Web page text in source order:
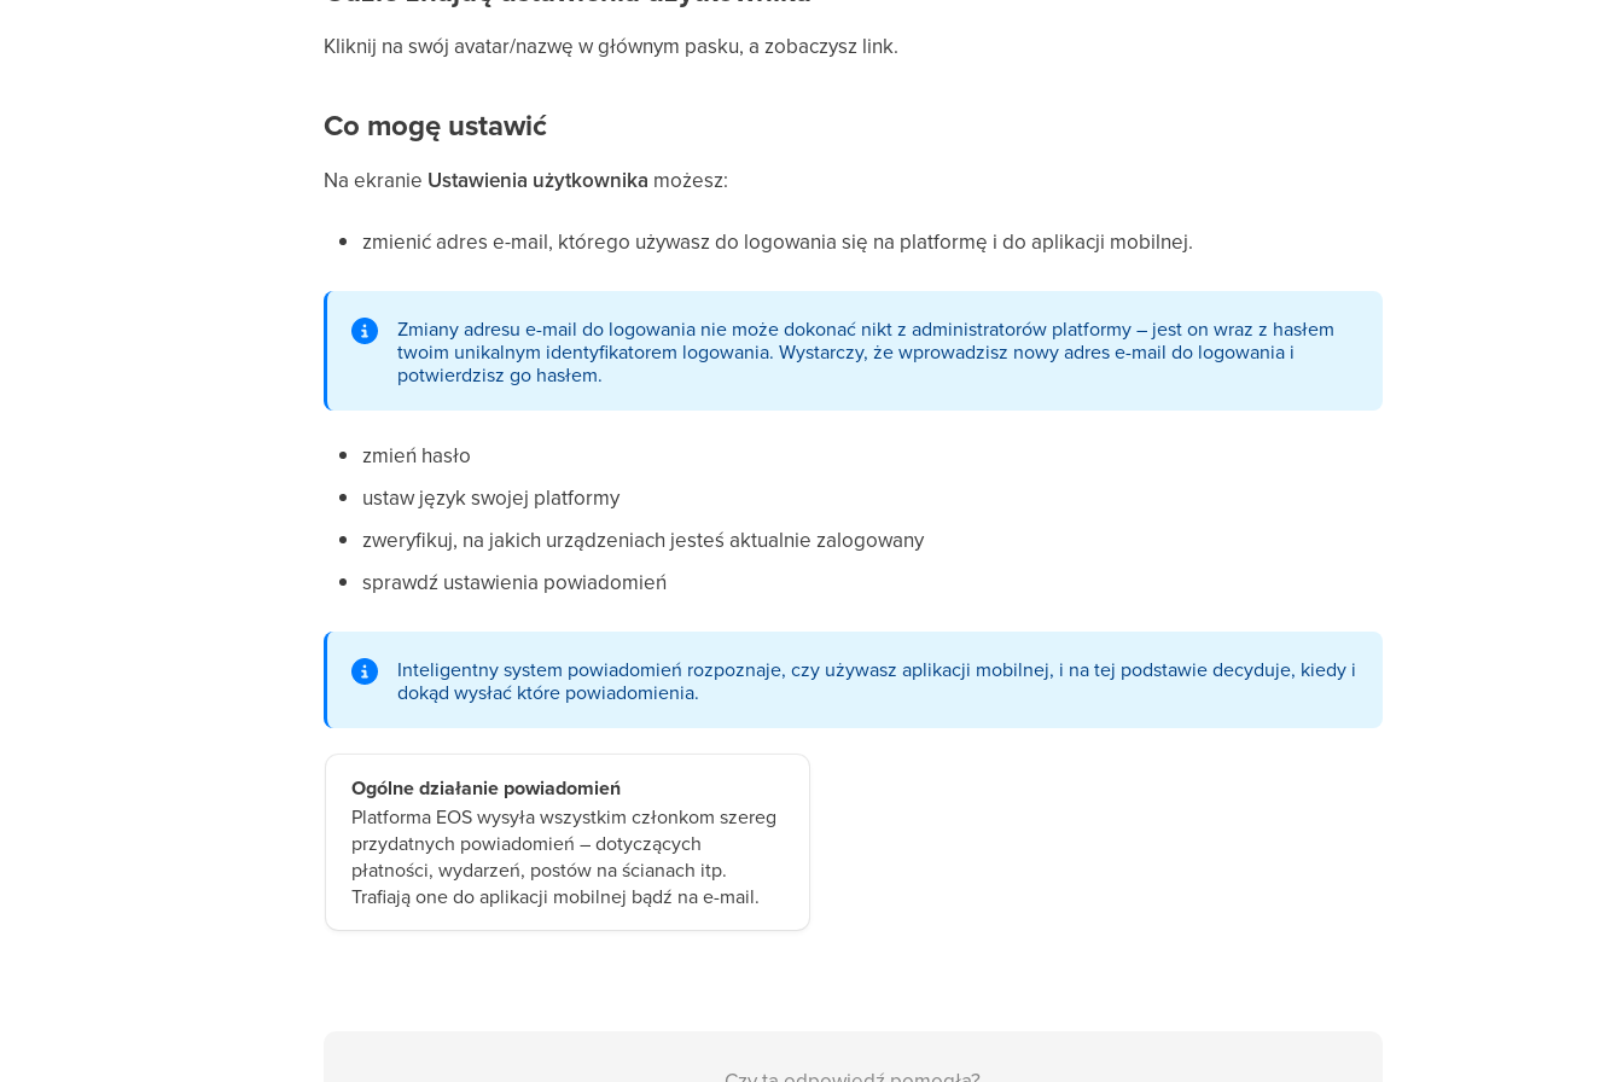
Kliknij na swój avatar/nazwę w głównym pasku, a zobaczysz link.
Co mogę ustawić
Na ekranie Ustawienia użytkownika możesz:
zmienić adres e-mail, którego używasz do logowania się na platformę i do aplikacji mobilnej.
Zmiany adresu e-mail do logowania nie może dokonać nikt z administratorów platformy – jest on wraz z hasłem
twoim unikalnym identyfikatorem logowania. Wystarczy, że wprowadzisz nowy adres e-mail do logowania i
potwierdzisz go hasłem.
zmień hasło
ustaw język swojej platformy
zweryfikuj, na jakich urządzeniach jesteś aktualnie zalogowany
sprawdź ustawienia powiadomień
Inteligentny system powiadomień rozpoznaje, czy używasz aplikacji mobilnej, i na tej podstawie decyduje, kiedy i
dokąd wysłać które powiadomienia.
Ogólne działanie powiadomień
Platforma EOS wysyła wszystkim członkom szereg
przydatnych powiadomień – dotyczących
płatności, wydarzeń, postów na ścianach itp.
Trafiają one do aplikacji mobilnej bądź na e-mail.